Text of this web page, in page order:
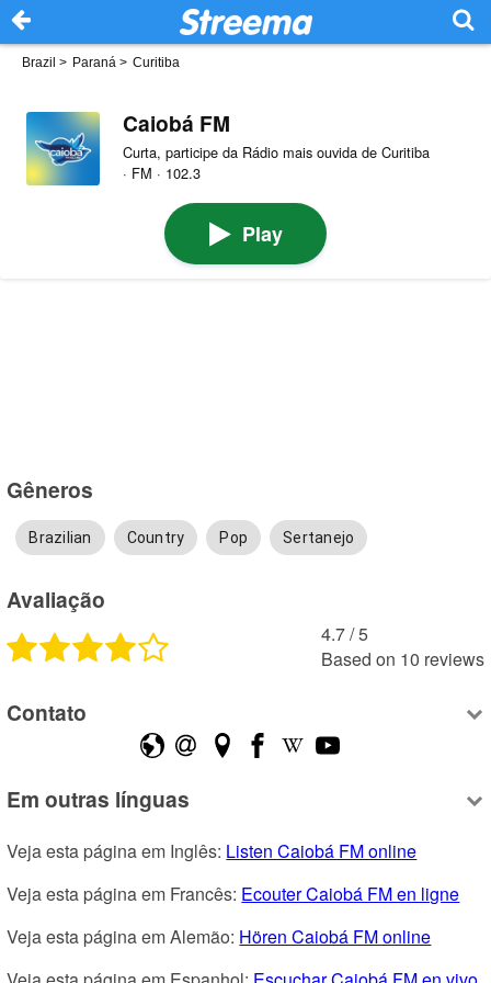
Brazil > Paraná > Curitiba
Caiobá FM
Curta, participe da Rádio mais ouvida de Curitiba
· FM · 102.3
Play
Gêneros
Brazilian Country Pop Sertanejo
Avaliação
4.7 /5
Based on 10 reviews
Contato
Em outras línguas
Veja esta página em Inglês: Listen Caiobá FM online
Veja esta página em Francês: Ecouter Caiobá FM en ligne
Veja esta página em Alemão: Hören Caiobá FM online